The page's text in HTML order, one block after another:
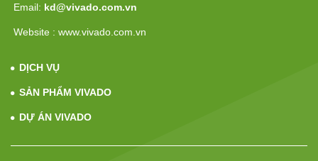
Email: kd@vivado.com.vn
Website : www.vivado.com.vn
DỊCH VỤ
SẢN PHẨM VIVADO
DỰ ÁN VIVADO